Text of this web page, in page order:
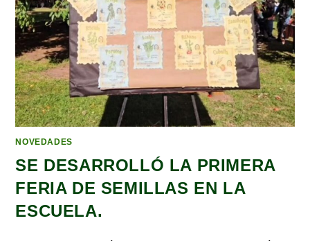
NOVEDADES
SE DESARROLLÓ LA PRIMERA
FERIA DE SEMILLAS EN LA
ESCUELA.